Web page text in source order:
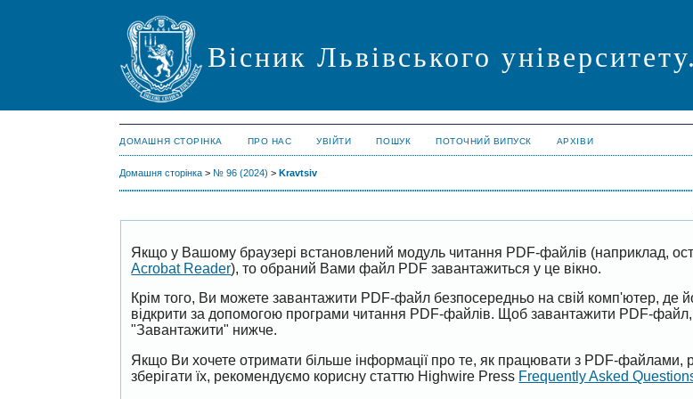
Вісник Львівського
ДОМАШНЯ СТОРІНКА ПРО НАС УВІЙТИ ПОШУК ПОТОЧНИЙ ВИПУСК АРХІВИ
Домашня сторінка > № 96 (2024) >Kravtsiv
Якщо у Вашому браузері встановлений модуль читання PDF-файлів (наприклад,
Acrobat Reader), то обраний Вами файл PDF завантажиться у це вікно.
Крім того, Ви можете завантажити PDF-файл безпосередньо на свій комп'ютер, де
відкрити за допомогою програми читання PDF-файлів. Щоб завантажити PDF-файл,
"Завантажити" нижче.
Якщо Ви хочете отримати більше інформації про те, як працювати з PDF-файлами,
зберігати їх, рекомендуємо корисну статтю Highwire Press Frequently Asked